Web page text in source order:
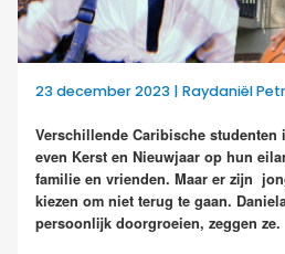
23 december 2023 | Raydaniël
Verschillende Caribische studenten
even Kerst en Nieuwjaar op hun
familie en vrienden. Maar er zijn
kiezen om niet terug te gaan.
persoonlijk doorgroeien, zeggen ze.